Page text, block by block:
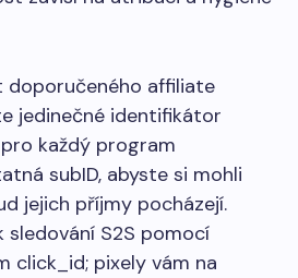
doporučeného affiliate
jedinečné identifikátor
každý program
subID, abyste si mohli
jejich příjmy pocházejí.
sledování S2S pomocí
click_id; pixely vám na